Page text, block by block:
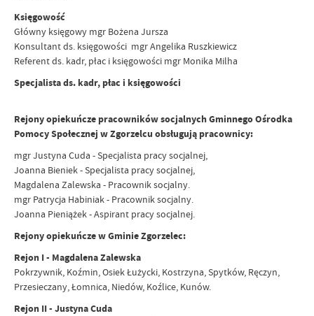
Księgowość
Główny księgowy mgr Bożena Jursza
Konsultant ds. księgowości mgr Angelika Ruszkiewicz
Referent ds. kadr, płac i księgowości mgr Monika Milha
Specjalista ds. kadr, płac i księgowości
Rejony opiekuńcze pracowników socjalnych Gminnego Ośrodka
Pomocy Społecznej w Zgorzelcu obsługują pracownicy:
mgr Justyna Cuda - Specjalista pracy socjalnej,
Joanna Bieniek - Specjalista pracy socjalnej,
Magdalena Zalewska - Pracownik socjalny.
mgr Patrycja Habiniak - Pracownik socjalny.
Joanna Pieniążek - Aspirant pracy socjalnej.
Rejony opiekuńcze w Gminie Zgorzelec:
Rejon I - Magdalena Zalewska
Pokrzywnik, Koźmin, Osiek Łużycki, Kostrzyna, Spytków, Ręczyn,
Przesieczany, Łomnica, Niedów, Koźlice, Kunów.
Rejon II - Justyna Cuda